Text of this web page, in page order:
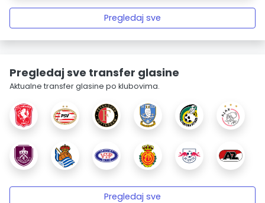
Pregledaj sve
Pregledaj sve transfer glasine
Aktualne transfer glasine po klubovima.
Pregledaj sve